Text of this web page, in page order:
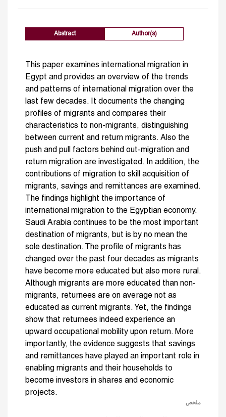
Abstract Author(s)
This paper examines international migration in
Egypt and provides an overview of the trends
and patterns of international migration over the
last few decades. It documents the changing
profiles of migrants and compares their
characteristics to non-migrants, distinguishing
between current and return migrants. Also the
push and pull factors behind out-migration and
return migration are investigated. In addition, the
contributions of migration to skill acquisition of
migrants, savings and remittances are examined.
The findings highlight the importance of
international migration to the Egyptian economy.
Saudi Arabia continues to be the most important
destination of migrants, but is by no mean the
sole destination. The profile of migrants has
changed over the past four decades as migrants
have become more educated but also more rural.
Although migrants are more educated than non-
migrants, returnees are on average not as
educated as current migrants. Yet, the findings
show that returnees indeed experience an
upward occupational mobility upon return. More
importantly, the evidence suggests that savings
and remittances have played an important role in
enabling migrants and their households to
become investors in shares and economic
projects.
ملخص